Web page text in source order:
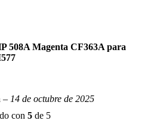
508A Magenta CF363A para
– 14 de octubre de 2025
con 5 de 5